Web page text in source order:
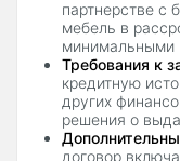
партнерстве с
мебель в
минимальными
Требования к
кредитную
других
решения о
договор